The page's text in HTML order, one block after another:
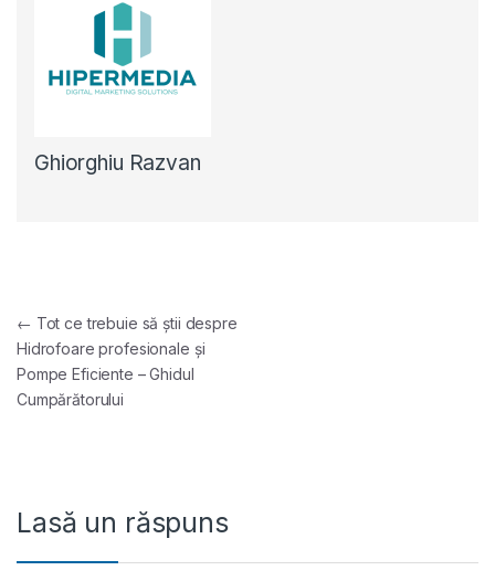
Ghiorghiu Razvan
Navigare în articole
← Tot ce trebuie să știi despre
Hidrofoare profesionale și
Pompe Eficiente – Ghidul
Cumpărătorului
Lasă un răspuns